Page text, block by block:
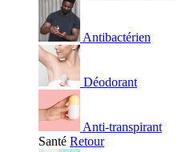
Antibactérien
Déodorant
Anti-transpirant
Santé Retour